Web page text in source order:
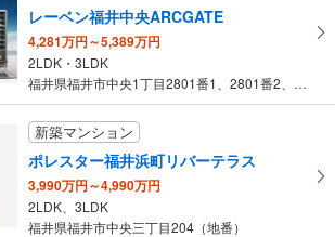
レーベン福井中央ARCGATE
4,281万円～5,389万円
2LDK・3LDK
福井県福井市中央1丁目2801番1、2801番2、2802番、2…
新築マンション
ポレスター福井浜町リバーテラス
3,990万円～4,990万円
2LDK、3LDK
福井県福井市中央三丁目204（地番）